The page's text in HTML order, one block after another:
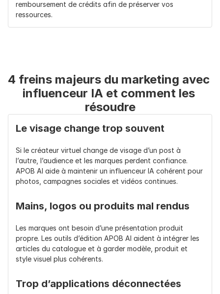
remboursement de crédits afin de préserver vos
ressources.
4 freins majeurs du marketing avec
influenceur IA et comment les
résoudre
Le visage change trop souvent
Si le créateur virtuel change de visage d’un post à
l’autre, l’audience et les marques perdent confiance.
APOB AI aide à maintenir un influenceur IA cohérent pour
photos, campagnes sociales et vidéos continues.
Mains, logos ou produits mal rendus
Les marques ont besoin d’une présentation produit
propre. Les outils d’édition APOB AI aident à intégrer les
articles du catalogue et à garder modèle, produit et
style visuel plus cohérents.
Trop d’applications déconnectées